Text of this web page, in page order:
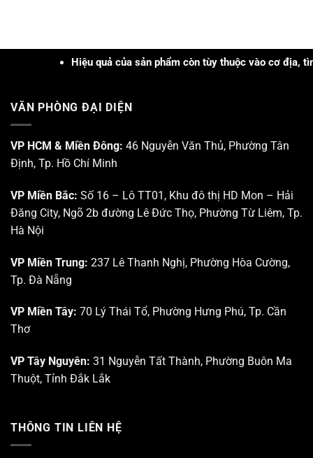
nghệ
PRP
học
–
thẩm
thức
và
cứu
Công
cao
Hiệu quả của sản phẩm còn tùy thuộc vào cơ địa, tình
VĂN PHÒNG ĐẠI DIỆN
VP HCM & Miền Đông: 46 Nguyễn Văn Thủ, Phường Tân
Định, Tp. Hồ Chí Minh
VP Miền Bắc: Số 16 – Lô TT01, Khu đô thị HD Mon – Hải
Đăng City, Ngõ 2b đường Lê Đức Thọ, Phường Từ Liêm, Tp.
Hà Nội
VP Miền Trung: 237 Lê Thanh Nghị, Phường Hòa Cường,
Tp. Đà Nẵng
VP Miền Tây: 70 Lý Thái Tổ, Phường Hưng Phú, Tp. Cần
Thơ
VP Tây Nguyên: 31 Nguyễn Tất Thành, Phường Buôn Ma
Thuột, Tỉnh Đắk Lắk
THÔNG TIN LIÊN HỆ